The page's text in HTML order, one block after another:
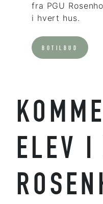
fra PGU
i hvert hus.
BOTILBUD
ELEV I